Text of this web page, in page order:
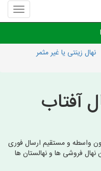
منوی
سایت
فروشی
نهال زینتی یا غیر مثمر
آفتاب
واسطه و مستقیم ارسال فوری
فروشی ها و نهالستان ها